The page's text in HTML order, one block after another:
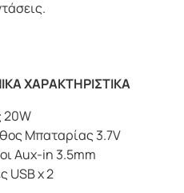
ΧΑΡΑΚΤΗΡΙΣΤΙΚΑ
20W
Μπαταρίας 3.7V
Aux-in 3.5mm
USB x 2